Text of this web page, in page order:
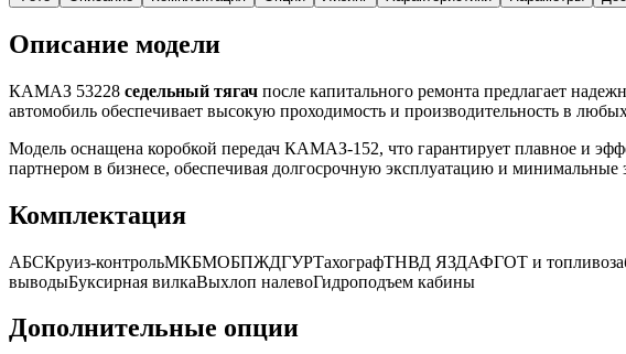
Описание модели
КАМАЗ 53228 седельный тягач после капитального ремонта предлагает
автомобиль обеспечивает высокую проходимость и производительность в
Модель оснащена коробкой передач КАМАЗ-152, что гарантирует плавное и
партнером в бизнесе, обеспечивая долгосрочную эксплуатацию и минимальные
Комплектация
АБСКруиз-контрольМКБМОБПЖДГУРТахографТНВД ЯЗДАФГОТ и
выводыБуксирная вилкаВыхлоп налевоГидроподъем кабины
Дополнительные опции